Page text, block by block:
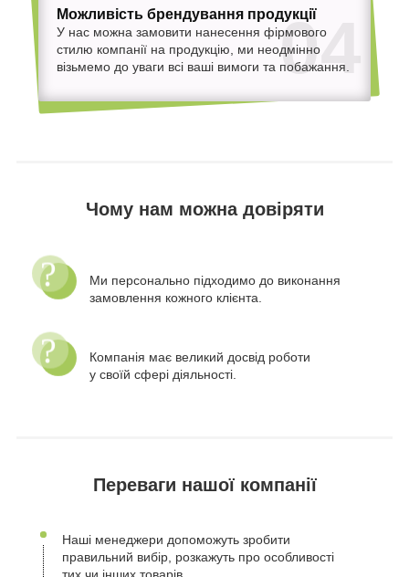
04
Можливість брендування продукції
У нас можна замовити нанесення фірмового
стилю компанії на продукцію, ми неодмінно
візьмемо до уваги всі ваші вимоги та побажання.
Чому нам можна довіряти
Ми персонально підходимо до виконання
замовлення кожного клієнта.
Компанія має великий досвід роботи
у своїй сфері діяльності.
Переваги нашої компанії
Наші менеджери допоможуть зробити
правильний вибір, розкажуть про особливості